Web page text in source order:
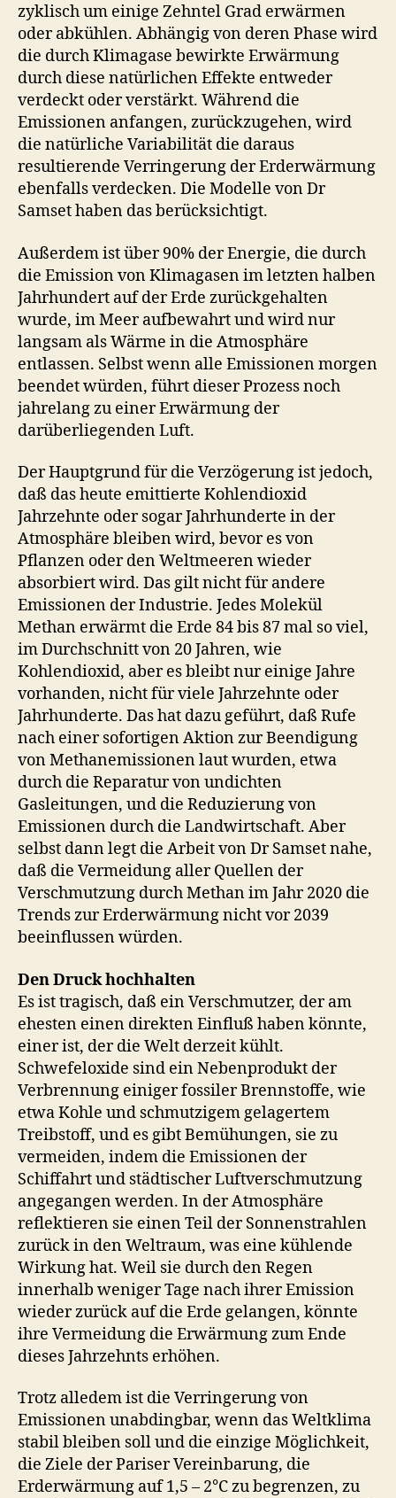
zyklisch um einige Zehntel Grad erwärmen
oder abkühlen. Abhängig von deren Phase wird
die durch Klimagase bewirkte Erwärmung
durch diese natürlichen Effekte entweder
verdeckt oder verstärkt. Während die
Emissionen anfangen, zurückzugehen, wird
die natürliche Variabilität die daraus
resultierende Verringerung der Erderwärmung
ebenfalls verdecken. Die Modelle von Dr
Samset haben das berücksichtigt.
Außerdem ist über 90% der Energie, die durch
die Emission von Klimagasen im letzten halben
Jahrhundert auf der Erde zurückgehalten
wurde, im Meer aufbewahrt und wird nur
langsam als Wärme in die Atmosphäre
entlassen. Selbst wenn alle Emissionen morgen
beendet würden, führt dieser Prozess noch
jahrelang zu einer Erwärmung der
darüberliegenden Luft.
Der Hauptgrund für die Verzögerung ist jedoch,
daß das heute emittierte Kohlendioxid
Jahrzehnte oder sogar Jahrhunderte in der
Atmosphäre bleiben wird, bevor es von
Pflanzen oder den Weltmeeren wieder
absorbiert wird. Das gilt nicht für andere
Emissionen der Industrie. Jedes Molekül
Methan erwärmt die Erde 84 bis 87 mal so viel,
im Durchschnitt von 20 Jahren, wie
Kohlendioxid, aber es bleibt nur einige Jahre
vorhanden, nicht für viele Jahrzehnte oder
Jahrhunderte. Das hat dazu geführt, daß Rufe
nach einer sofortigen Aktion zur Beendigung
von Methanemissionen laut wurden, etwa
durch die Reparatur von undichten
Gasleitungen, und die Reduzierung von
Emissionen durch die Landwirtschaft. Aber
selbst dann legt die Arbeit von Dr Samset nahe,
daß die Vermeidung aller Quellen der
Verschmutzung durch Methan im Jahr 2020 die
Trends zur Erderwärmung nicht vor 2039
beeinflussen würden.
Den Druck hochhalten
Es ist tragisch, daß ein Verschmutzer, der am
ehesten einen direkten Einfluß haben könnte,
einer ist, der die Welt derzeit kühlt.
Schwefeloxide sind ein Nebenprodukt der
Verbrennung einiger fossiler Brennstoffe, wie
etwa Kohle und schmutzigem gelagertem
Treibstoff, und es gibt Bemühungen, sie zu
vermeiden, indem die Emissionen der
Schiffahrt und städtischer Luftverschmutzung
angegangen werden. In der Atmosphäre
reflektieren sie einen Teil der Sonnenstrahlen
zurück in den Weltraum, was eine kühlende
Wirkung hat. Weil sie durch den Regen
innerhalb weniger Tage nach ihrer Emission
wieder zurück auf die Erde gelangen, könnte
ihre Vermeidung die Erwärmung zum Ende
dieses Jahrzehnts erhöhen.
Trotz alledem ist die Verringerung von
Emissionen unabdingbar, wenn das Weltklima
stabil bleiben soll und die einzige Möglichkeit,
die Ziele der Pariser Vereinbarung, die
Erderwärmung auf 1,5 – 2°C zu begrenzen, zu